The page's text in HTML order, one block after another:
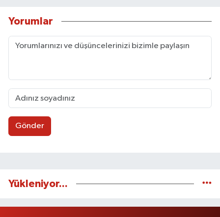
Yorumlar
Gönder
Yükleniyor...